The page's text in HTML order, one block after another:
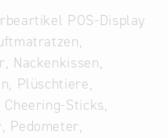
aus
Österreich
und der
Slowakei
POS-Display
Nackenkissen,
Plüschtiere,
Sticks,
Pedometer,